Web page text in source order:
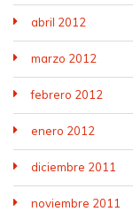
abril 2012
marzo 2012
febrero 2012
enero 2012
diciembre 2011
noviembre 2011